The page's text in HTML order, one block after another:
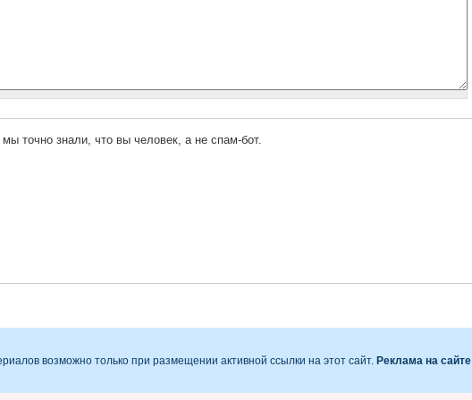
точно знали, что вы человек, а не спам-бот.
возможно только при размещении активной ссылки на этот сайт.Реклама на сайте